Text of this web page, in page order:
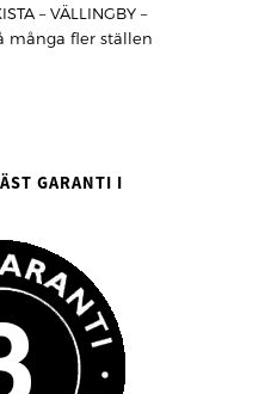
– VÄLLINGBY –
många fler ställen
GARANTI I